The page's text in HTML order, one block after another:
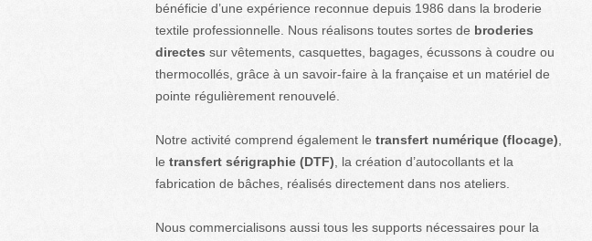
bénéficie d’une expérience reconnue depuis 1986 dans la broderie
textile professionnelle. Nous réalisons toutes sortes de broderies
directes sur vêtements, casquettes, bagages, écussons à coudre ou
thermocollés, grâce à un savoir-faire à la française et un matériel de
pointe régulièrement renouvelé.
Notre activité comprend également le transfert numérique (flocage)
le transfert sérigraphie (DTF) , la création d’autocollants et la
fabrication de bâches, réalisés directement dans nos ateliers.
Nous commercialisons aussi tous les supports nécessaires pour la